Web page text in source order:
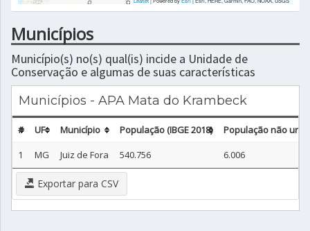
Municípios
Município(s) no(s) qual(is) incide a Unidade de
Conservação e algumas de suas características
Municípios - APA Mata do Krambeck
# UF Município População (IBGE 2018)
População não
1
MG Juiz de Fora 540.756 6.006
Exportar para CSV